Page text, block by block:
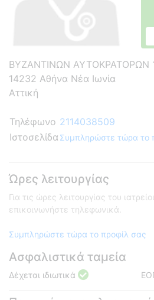
ΒΥΖΑΝΤΙΝΩΝ ΑΥΤΟΚΡΑΤΟΡΩΝ
14232 Αθήνα Νέα Ιωνία
Αττική
Τηλέφωνο 2114038509
Ιστοσελίδα Συμπληρώστε τώρα το
Ώρες λειτουργίας
Για τις ώρες λειτουργίας του
επικοινωνήστε τηλεφωνικά.
Συμπληρώστε τώρα το προφίλ σας
Ασφαλιστικά ταμεία
Δέχεται ιδιωτικά